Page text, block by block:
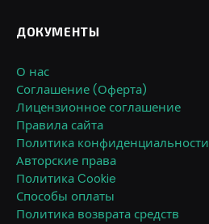
ДОКУМЕНТЫ
О нас
Соглашение (Оферта)
Лицензионное соглашение
Правила сайта
Политика конфиденциальности
Авторские права
Политика Cookie
Способы оплаты
Политика возврата средств